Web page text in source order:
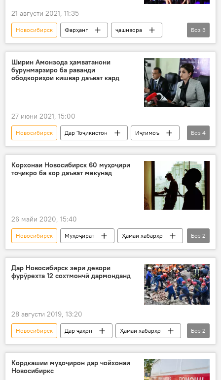
21 августи 2021, 11:35
Новосибирск Фарҳанг
ҷашнвора
филм
Синамо Дар Русия
Боз 3
Ширин Амонзода ҳамватанони
бурунмарзиро ба раванди
ободкориҳои кишвар даъват кард
27 июни 2021, 15:00
Новосибирск Дар Тоҷикистон
Иҷтимоъ
Муҳоҷират
даъват
кишвар
Боз 4
Корхонаи Новосибирск 60 муҳоҷири
тоҷикро ба кор даъват мекунад
26 майи 2020, 15:40
Новосибирск Муҳоҷират
Ҳамаи хабарҳо
Осиёи Марказӣ
кор
Боз 2
Дар Новосибирск зери девори
фурӯрехта 12 сохтмончӣ дармонданд
28 августи 2019, 13:20
Новосибирск Дар ҷаҳон
Ҳамаи хабарҳо
Рӯйдод, ҷиноят ва ҳолатҳои фавқулода
КҲФ
Боз 2
Кордкашии муҳоҷирон дар чойхонаи
Новосибиркс